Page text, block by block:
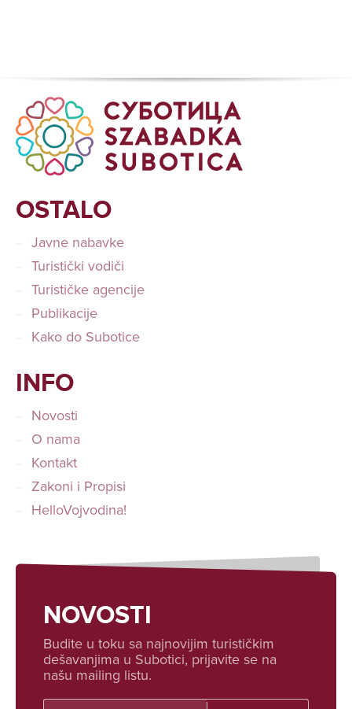
OSTALO
Javne nabavke
Turistički vodiči
Turističke agencije
Publikacije
Kako do Subotice
INFO
Novosti
O nama
Kontakt
Zakoni i Propisi
HelloVojvodina!
NOVOSTI
Budite u toku sa najnovijim turističkim
dešavanjima u Subotici, prijavite se na
našu mailing listu.